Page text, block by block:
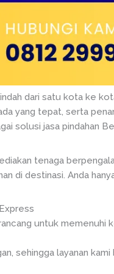
dari satu kota ke
yang tepat, serta
solusi jasa pindahan
tenaga
di destinasi. Anda
untuk memenuhi
sehingga layanan